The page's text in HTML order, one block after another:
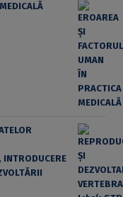
INTRODUCERE